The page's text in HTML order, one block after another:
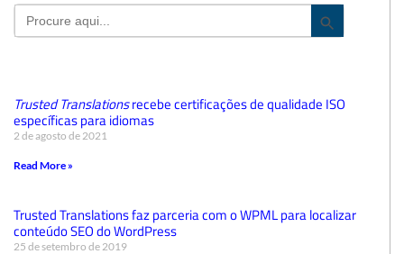
Search
for:
Search
Trusted Translationsrecebe certificações de qualidade ISO
específicas para idiomas
2 de agosto de 2021
Read More »
Trusted Translations faz parceria com o WPML para localizar
conteúdo SEO do WordPress
25 de setembro de 2019